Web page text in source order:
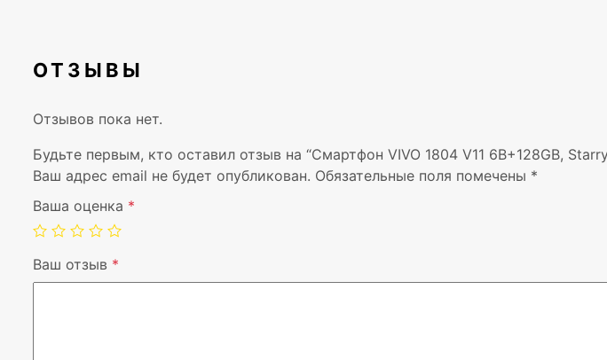
ОТЗЫВЫ
Отзывов пока нет.
Будьте первым, кто оставил отзыв на “Смартфон VIVO 1804 V11 6B+128GB,
Ваш адрес email не будет опубликован. Обязательные поля помечены *
Ваша оценка *
Ваш отзыв *